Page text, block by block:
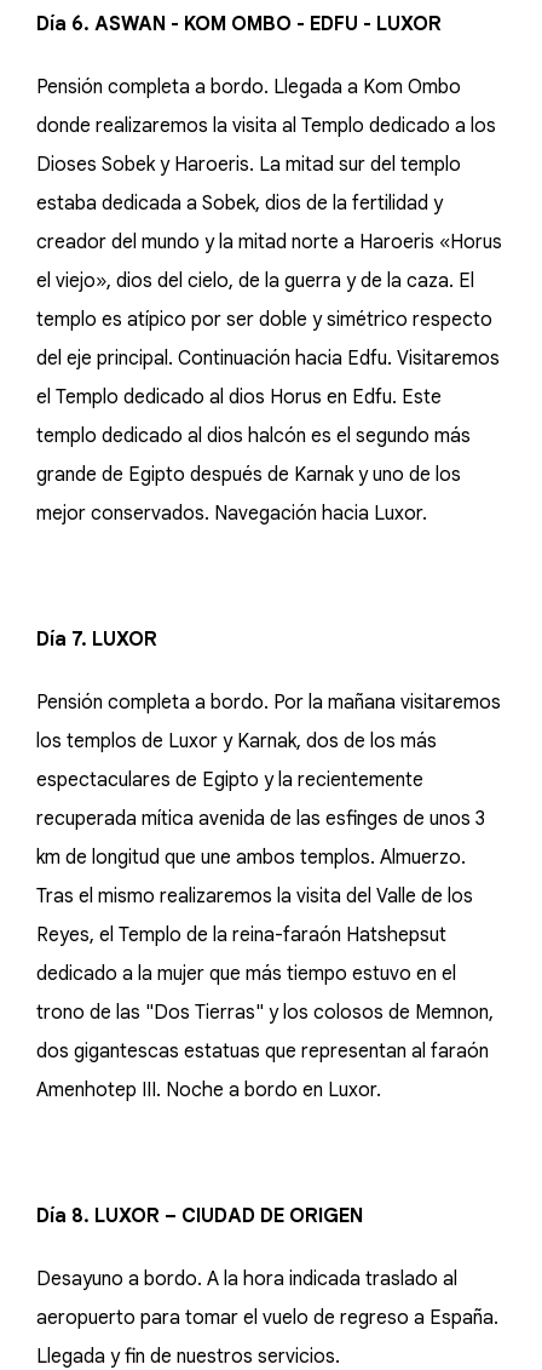
Día 6. ASWAN - KOM OMBO - EDFU - LUXOR
Pensión completa a bordo. Llegada a Kom Ombo
donde realizaremos la visita al Templo dedicado a los
Dioses Sobek y Haroeris. La mitad sur del templo
estaba dedicada a Sobek, dios de la fertilidad y
creador del mundo y la mitad norte a Haroeris «Horus
el viejo», dios del cielo, de la guerra y de la caza. El
templo es atípico por ser doble y simétrico respecto
del eje principal. Continuación hacia Edfu. Visitaremos
el Templo dedicado al dios Horus en Edfu. Este
templo dedicado al dios halcón es el segundo más
grande de Egipto después de Karnak y uno de los
mejor conservados. Navegación hacia Luxor.
Día 7. LUXOR
Pensión completa a bordo. Por la mañana visitaremos
los templos de Luxor y Karnak, dos de los más
espectaculares de Egipto y la recientemente
recuperada mítica avenida de las esfinges de unos 3
km de longitud que une ambos templos. Almuerzo.
Tras el mismo realizaremos la visita del Valle de los
Reyes, el Templo de la reina-faraón Hatshepsut
dedicado a la mujer que más tiempo estuvo en el
trono de las "Dos Tierras" y los colosos de Memnon,
dos gigantescas estatuas que representan al faraón
Amenhotep III. Noche a bordo en Luxor.
Día 8. LUXOR – CIUDAD DE ORIGEN
Desayuno a bordo. A la hora indicada traslado al
aeropuerto para tomar el vuelo de regreso a España.
Llegada y fin de nuestros servicios.